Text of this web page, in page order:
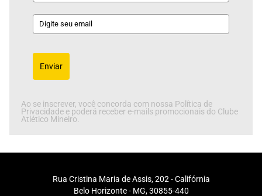
Enviar
Ao se inscrever, você concorda com nossa Política de
Privacidade e poderá receber e-mails promocionais do Clube
Atlético Mineiro.
Rua Cristina Maria de Assis, 202 - Califórnia
Belo Horizonte - MG, 30855-440